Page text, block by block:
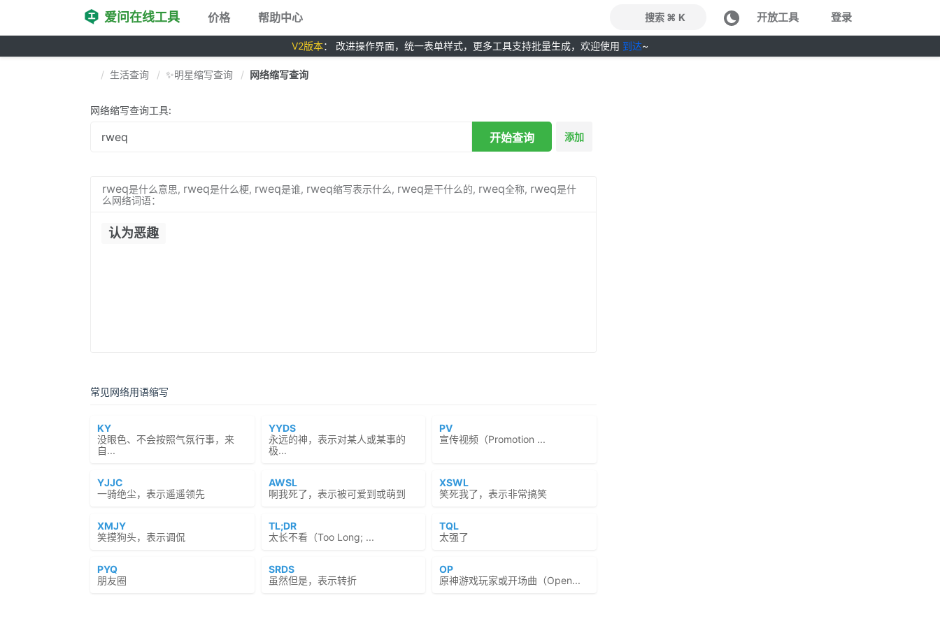
爱问在线工具 价格 帮助中心 搜索 ⌘ K 开放工具 登录
V2版本： 改进操作界面，统一表单样式，更多工具支持批量生成，欢迎使用 到达~
生活查询 ✨明星缩写查询 网络缩写查询
网络缩写查询工具:
开始查询 添加
rweq是什么意思, rweq是什么梗, rweq是谁, rweq缩写表示什么, rweq是干什么的, rweq全称, rweq是什
么网络词语：
认为恶趣
常见网络用语缩写
KY
没眼色、不会按照气氛行事，来
自...
YYDS
永远的神，表示对某人或某事的
极...
PV
宣传视频（Promotion ...
YJJC
一骑绝尘，表示遥遥领先
AWSL
啊我死了，表示被可爱到或萌到
XSWL
笑死我了，表示非常搞笑
XMJY
笑摸狗头，表示调侃
TL;DR
太长不看（Too Long; ...
TQL
太强了
PYQ
朋友圈
SRDS
虽然但是，表示转折
OP
原神游戏玩家或开场曲（Open...